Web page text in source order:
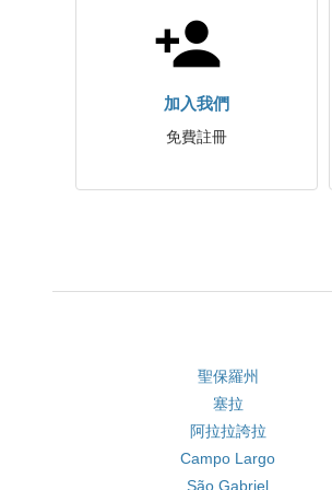
加入我們
免費註冊
聖保羅州
塞拉
阿拉拉誇拉
Campo Largo
São Gabriel